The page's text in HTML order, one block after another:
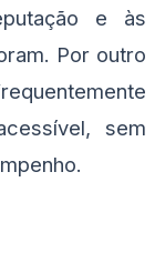
e às
Por outro
sem